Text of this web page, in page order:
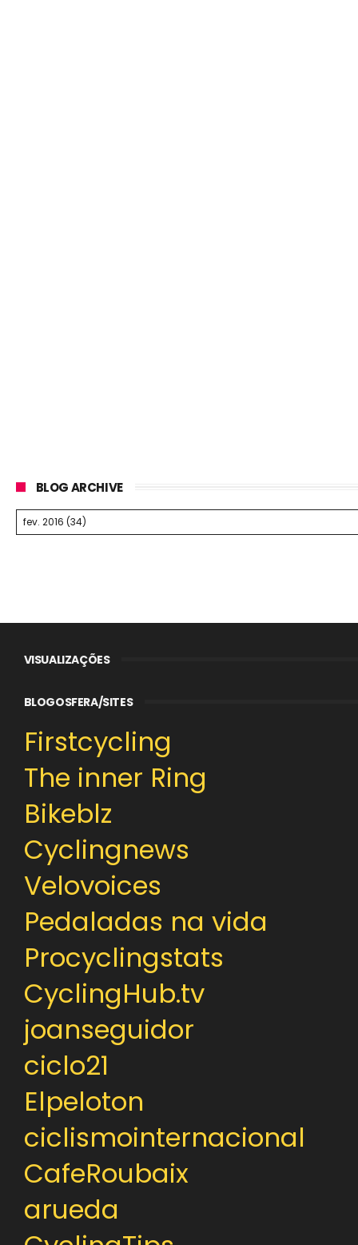
BLOG ARCHIVE
VISUALIZAÇÕES
BLOGOSFERA/SITES
Firstcycling
The inner Ring
Bikeblz
Cyclingnews
Velovoices
Pedaladas na vida
Procyclingstats
CyclingHub.tv
joanseguidor
ciclo21
Elpeloton
ciclismointernacional
CafeRoubaix
arueda